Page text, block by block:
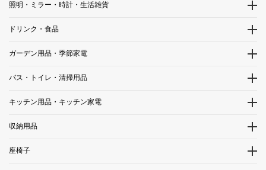
照明・ミラー・時計・生活雑貨
ドリンク・食品
ガーデン用品・季節家電
バス・トイレ・清掃用品
キッチン用品・キッチン家電
収納用品
座椅子